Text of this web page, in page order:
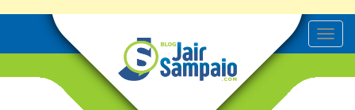
T
o